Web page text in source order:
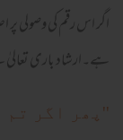
اگر اس رقم کی وصولی
ہے۔ارشاد باری
''پھر اگر تم